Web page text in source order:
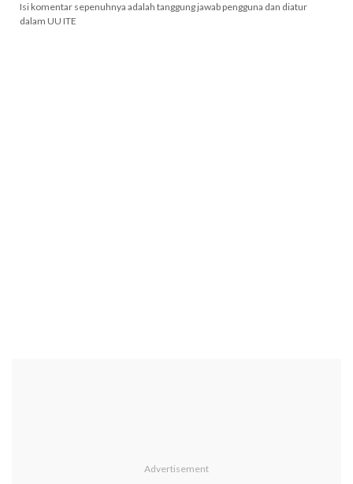
Isi komentar sepenuhnya adalah tanggung jawab pengguna dan diatur
dalam UU ITE